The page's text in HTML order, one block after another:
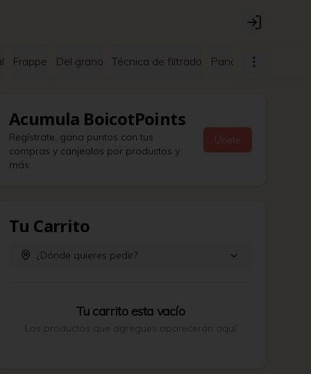
Login
Frappe Del grano Técnica de filtrado Panadería
Acumula BoicotPoints
Regístrate, gana puntos con tus
compras y canjealos por productos y
más
Únete
Tu Carrito
¿Dónde quieres pedir?
Tu carrito esta vacío
Los productos que agregues aparecerán aquí